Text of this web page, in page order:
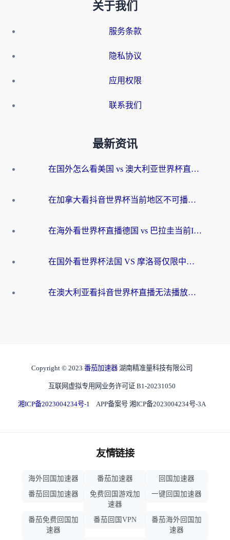
关于我们
服务条款
隐私协议
应用权限
联系我们
最新资讯
在国外怎么看美国 vs 澳大利亚世界杯直播？海外党必藏的中文解说观赛指南
在加拿大看抖音世界杯当前地区不可播放？海外党体育观赛终极指南
在海外看世界杯直播德国 vs 巴拉圭当前IP受限制？这篇指南帮你轻松解决地区限制
在国外看世界杯法国 VS 摩洛哥仅限中国大陆？别让地域限制拦下你的欢呼
在澳大利亚看抖音世界杯直播无法播放？海外党体育观赛终极指南来了！
Copyright © 2023 番茄加速器 湖南精准量科技有限公司
互联网虚拟专用网业务许可证 B1-20231050
湘ICP备2023004234号-1 APP备案号 湘ICP备2023004234号-3A
友情链接
海外回国加速器 番茄加速器
回国加速器
番茄回国加速器
免费回国游戏加
速器
一键回国加速器
番茄免费回国加
速器
番茄回国VPN
番茄海外回国加
速器